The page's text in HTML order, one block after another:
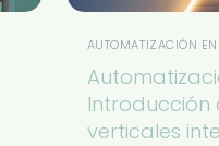
AUTOMATIZACIÓN
Introducción
verticales